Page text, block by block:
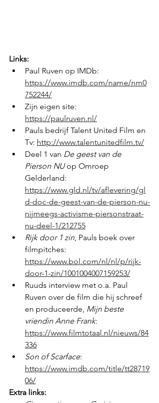
Links:
Paul Ruven op IMDb:
https://www.imdb.com/name/nm0
752244/
Zijn eigen site:
https://paulruven.nl/
Pauls bedrijf Talent United Film en
Tv: http://www.talentunitedfilm.tv/
Deel 1 van De geest van de
Pierson NU op Omroep
Gelderland:
https://www.gld.nl/tv/aflevering/gl
d-doc-de-geest-van-de-pierson-nu-
nijmeegs-activisme-piersonstraat-
nu-deel-1/212755
Rijk door 1 zin, Pauls boek over
filmpitches:
https://www.bol.com/nl/nl/p/rijk-
door-1-zin/1001004007159253/
Ruuds interview met o.a. Paul
Ruven over de film die hij schreef
en produceerde, Mijn beste
vriendin Anne Frank:
https://www.filmtotaal.nl/nieuws/84
336
Son of Scarface:
https://www.imdb.com/title/tt28719
06/
Extra links: